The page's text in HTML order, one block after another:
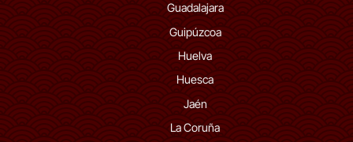
Guadalajara
Guipúzcoa
Huelva
Huesca
Jaén
La Coruña